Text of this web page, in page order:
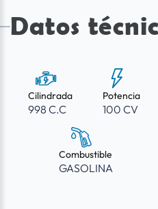
Datos
Cilindrada
998 C.C
Potencia
100 CV
Combustible
GASOLINA